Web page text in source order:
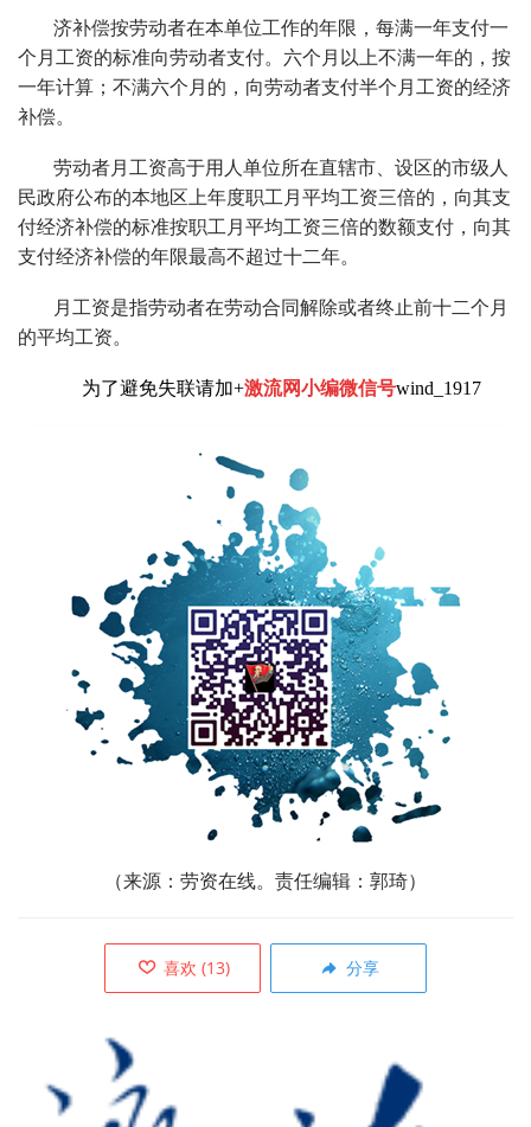
济补偿按劳动者在本单位工作的年限，每满一年支付一
个月工资的标准向劳动者支付。六个月以上不满一年的，按
一年计算；不满六个月的，向劳动者支付半个月工资的经济
补偿。
劳动者月工资高于用人单位所在直辖市、设区的市级人
民政府公布的本地区上年度职工月平均工资三倍的，向其支
付经济补偿的标准按职工月平均工资三倍的数额支付，向其
支付经济补偿的年限最高不超过十二年。
月工资是指劳动者在劳动合同解除或者终止前十二个月
的平均工资。
为了避免失联请加+激流网小编微信号wind_1917
（来源： 劳资在线。责任编辑：郭琦）
喜欢 (13) 分享